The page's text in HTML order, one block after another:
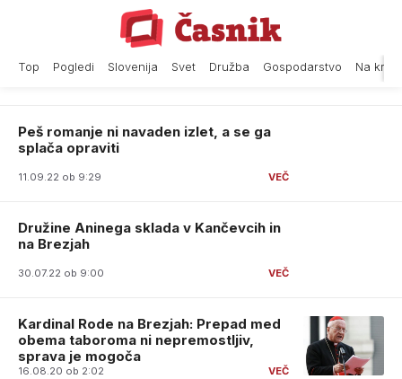
Top Pogledi Slovenija Svet Družba Gospodarstvo Na
Peš romanje ni navaden izlet, a se ga
splača opraviti
11.09.22 ob 9:29
Družine Aninega sklada v Kančevcih in
na Brezjah
30.07.22 ob 9:00
Kardinal Rode na Brezjah: Prepad med
obema taboroma ni nepremostljiv,
sprava je mogoča
16.08.20 ob 2:02